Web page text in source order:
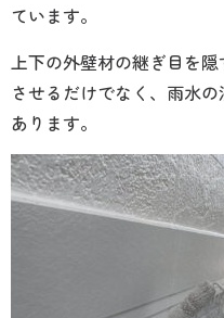
ています。
上下の外壁材の継ぎ目を
させるだけでなく、雨水
あります。